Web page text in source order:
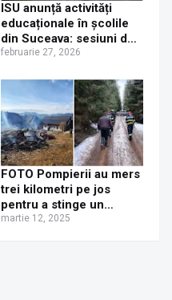
ISU anunță activități
educaționale în școlile
din Suceava: sesiuni de
prevenire a dezastrelor
2026
februarie 27, 2026
FOTO Pompierii au mers
trei kilometri pe jos
pentru a stinge un
incendiu extins la trei
martie 12, 2025